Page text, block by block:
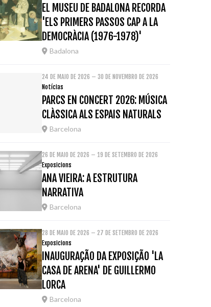
EL MUSEU DE BADALONA RECORDA
'ELS PRIMERS PASSOS CAP A LA
DEMOCRÀCIA (1976-1978)'
Badalona
24 DE MAIO DE 2026 – 30 DE NOVEMBRO DE 2026
Notícias
PARCS EN CONCERT 2026: MÚSICA
CLÀSSICA ALS ESPAIS NATURALS
Barcelona
26 DE MAIO DE 2026 – 19 DE SETEMBRO DE 2026
Exposicions
ANA VIEIRA: A ESTRUTURA
NARRATIVA
Barcelona
28 DE MAIO DE 2026 – 27 DE SETEMBRO DE 2026
Exposicions
INAUGURAÇÃO DA EXPOSIÇÃO 'LA
CASA DE ARENA' DE GUILLERMO
LORCA
Barcelona